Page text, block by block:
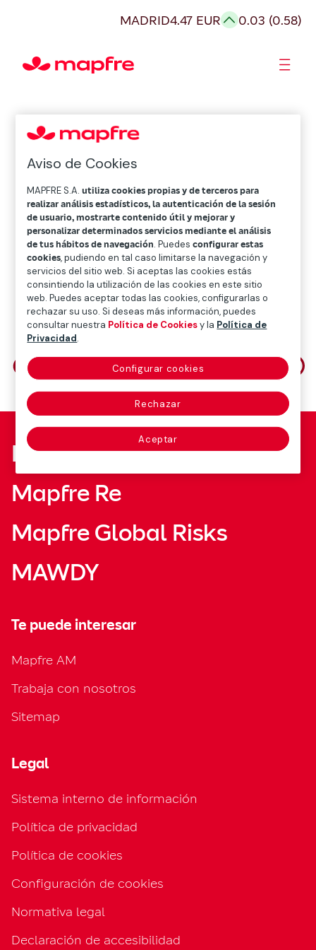
MADRID4.47 EUR 0.03 (0.58)
Fundación Mapfre
Mapfre Re
Mapfre Global Risks
MAWDY
Te puede interesar
Mapfre AM
Trabaja con nosotros
Sitemap
Legal
Sistema interno de información
Política de privacidad
Política de cookies
Configuración de cookies
Normativa legal
Declaración de accesibilidad
Aviso de Cookies
MAPFRE S.A.utiliza cookies propias y de terceros para
realizar análisis estadísticos, la autenticación de la sesión
de usuario, mostrarte contenido útil y mejorar y
personalizar determinados servicios mediante el análisis
de tus hábitos de navegación. Puedesconfigurar estas
cookies, pudiendo en tal caso limitarse la navegación y
servicios del sitio web. Si aceptas las cookies estás
consintiendo la utilización de las cookies en este sitio
web. Puedes aceptar todas las cookies, configurarlas o
rechazar su uso. Si deseas más información, puedes
consultar nuestra Política de Cookiesy la Política de
Privacidad.
Configurar cookies
Rechazar
Aceptar